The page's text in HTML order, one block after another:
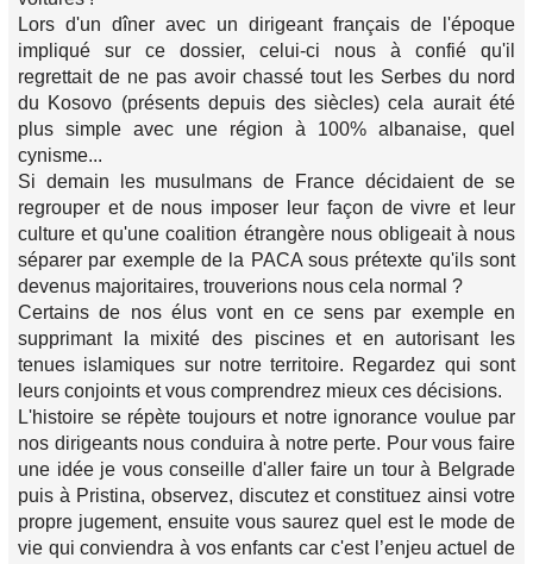
Lors d'un dîner avec un dirigeant français de l'époque
impliqué sur ce dossier, celui-ci nous à confié qu'il
regrettait de ne pas avoir chassé tout les Serbes du nord
du Kosovo (présents depuis des siècles) cela aurait été
plus simple avec une région à 100% albanaise, quel
cynisme...
Si demain les musulmans de France décidaient de se
regrouper et de nous imposer leur façon de vivre et leur
culture et qu'une coalition étrangère nous obligeait à nous
séparer par exemple de la PACA sous prétexte qu'ils sont
devenus majoritaires, trouverions nous cela normal ?
Certains de nos élus vont en ce sens par exemple en
supprimant la mixité des piscines et en autorisant les
tenues islamiques sur notre territoire. Regardez qui sont
leurs conjoints et vous comprendrez mieux ces décisions.
L'histoire se répète toujours et notre ignorance voulue par
nos dirigeants nous conduira à notre perte. Pour vous faire
une idée je vous conseille d'aller faire un tour à Belgrade
puis à Pristina, observez, discutez et constituez ainsi votre
propre jugement, ensuite vous saurez quel est le mode de
vie qui conviendra à vos enfants car c'est l’enjeu actuel de